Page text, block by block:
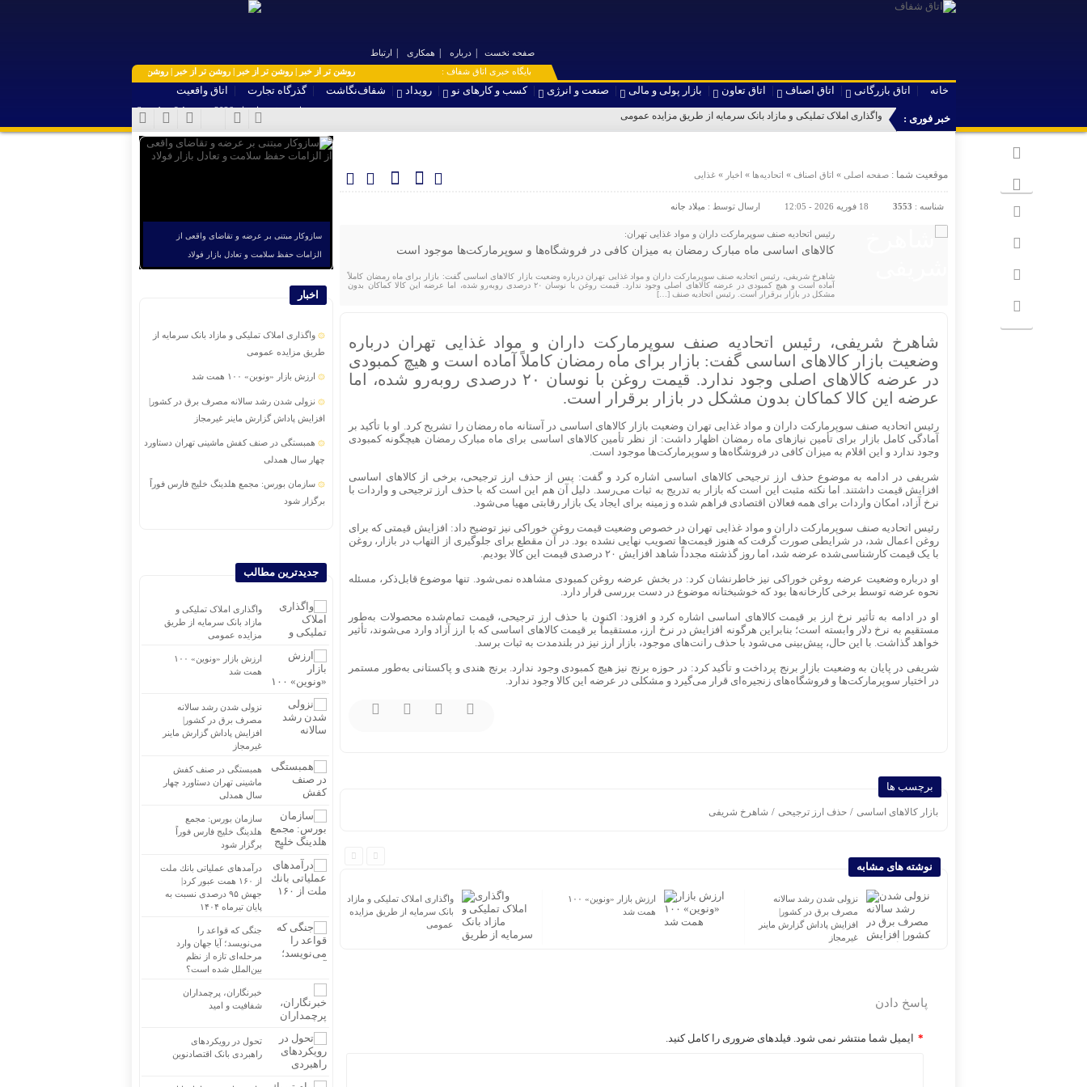
صفحه نخست درباره همکاری
ارتباط
۞ پایگاه خبری اتاق شفاف :
روشن تر از خبر | روشن تر از خبر | روشن تر از خبر | روشن تر از خبر | روشن تر از خبر | روشن تر از خبر |
خانه اتاق بازرگانی اتاق اصناف اتاق تعاون بازار پولی و مالی صنعت و انرژی کسب و کارهای نو رویداد شفاف‌نگاشت گذرگاه تجارت اتاق واقعیت
شنبه, ۱۷ مرداد , ۱۴۰۵ برابر با - Saturday, 8 August , 2026
خبر فوری : واگذاری املاک تملیکی و مازاد بانک سرمایه از طریق مزایده عمومی
موقعیت شما : صفحه اصلی » اتاق اصناف » اتحادیه‌ها » اخبار » غذایی
شناسه : 3553 18 فوریه 2026 - 12:05 ارسال توسط : میلاد جانه
رئیس اتحادیه صنف سوپرمارکت‌ داران و مواد غذایی تهران:
کالا‌های اساسی ماه مبارک رمضان به میزان کافی در فروشگاه‌ها و سوپرمارکت‌ها موجود است
شاهرخ شریفی، رئیس اتحادیه صنف سوپرمارکت‌ داران و مواد غذایی تهران درباره وضعیت بازار کالا‌های اساسی گفت: بازار برای ماه رمضان کاملاً
آماده است و هیچ کمبودی در عرضه کالا‌های اصلی وجود ندارد. قیمت روغن با نوسان ۲۰ درصدی روبه‌رو شده، اما عرضه این کالا کماکان بدون
مشکل در بازار برقرار است. رئیس اتحادیه صنف […]
شاهرخ شریفی، رئیس اتحادیه صنف سوپرمارکت‌ داران و مواد غذایی تهران درباره
وضعیت بازار کالا‌های اساسی گفت: بازار برای ماه رمضان کاملاً آماده است و هیچ کمبودی
در عرضه کالا‌های اصلی وجود ندارد. قیمت روغن با نوسان ۲۰ درصدی روبه‌رو شده، اما
عرضه این کالا کماکان بدون مشکل در بازار برقرار است.
رئیس اتحادیه صنف سوپرمارکت‌ داران و مواد غذایی تهران وضعیت بازار کالا‌های اساسی در آستانه ماه رمضان را تشریح کرد. او با تأکید بر
آمادگی کامل بازار برای تأمین نیاز‌های ماه رمضان اظهار داشت: از نظر تأمین کالا‌های اساسی برای ماه مبارک رمضان هیچگونه کمبودی
وجود ندارد و این اقلام به میزان کافی در فروشگاه‌ها و سوپرمارکت‌ها موجود است.
شریفی در ادامه به موضوع حذف ارز ترجیحی کالا‌های اساسی اشاره کرد و گفت: پس از حذف ارز ترجیحی، برخی از کالا‌های اساسی
افزایش قیمت داشتند. اما نکته مثبت این است که بازار به تدریج به ثبات می‌رسد. دلیل آن هم این است که با حذف ارز ترجیحی و واردات با
نرخ آزاد، امکان واردات برای همه فعالان اقتصادی فراهم شده و زمینه برای ایجاد یک بازار رقابتی مهیا می‌شود.
رئیس اتحادیه صنف سوپرمارکت‌ داران و مواد غذایی تهران در خصوص وضعیت قیمت روغن خوراکی نیز توضیح داد: افزایش قیمتی که برای
روغن اعمال شد، در شرایطی صورت گرفت که هنوز قیمت‌ها تصویب نهایی نشده بود. در آن مقطع برای جلوگیری از التهاب در بازار، روغن
با یک قیمت کارشناسی‌شده عرضه شد، اما روز گذشته مجدداً شاهد افزایش ۲۰ درصدی قیمت این کالا بودیم.
او درباره وضعیت عرضه روغن خوراکی نیز خاطرنشان کرد: در بخش عرضه روغن کمبودی مشاهده نمی‌شود. تنها موضوع قابل‌ذکر، مسئله
نحوه عرضه توسط برخی کارخانه‌ها بود که خوشبختانه موضوع در دست بررسی قرار دارد.
او در ادامه به تأثیر نرخ ارز بر قیمت کالا‌های اساسی اشاره کرد و افزود: اکنون با حذف ارز ترجیحی، قیمت تمام‌شده محصولات به‌طور
مستقیم به نرخ دلار وابسته است؛ بنابراین هرگونه افزایش در نرخ ارز، مستقیماً بر قیمت کالا‌های اساسی که با ارز آزاد وارد می‌شوند، تأثیر
خواهد گذاشت. با این حال، پیش‌بینی می‌شود با حذف رانت‌های موجود، بازار ارز نیز در بلندمدت به ثبات برسد.
شریفی در پایان به وضعیت بازار برنج پرداخت و تأکید کرد: در حوزه برنج نیز هیچ کمبودی وجود ندارد. برنج هندی و پاکستانی به‌طور مستمر
در اختیار سوپرمارکت‌ها و فروشگاه‌های زنجیره‌ای قرار می‌گیرد و مشکلی در عرضه این کالا وجود ندارد.
برچسب ها
بازار کالا‌های اساسی / حذف ارز ترجیحی / شاهرخ شریفی
نوشته های مشابه
واگذاری املاک تملیکی و مازاد
بانک سرمایه از طریق مزایده
عمومی
ارزش بازار «ونوین» ۱۰۰
همت شد
نزولی شدن رشد سالانه
مصرف برق در کشور|
افزایش پاداش گزارش ماینر
غیرمجاز
پاسخ دادن
ایمیل شما منتشر نمی شود. فیلدهای ضروری را کامل کنید. *
سازوکار مبتنی بر عرضه و تقاضای واقعی از
الزامات حفظ سلامت و تعادل بازار فولاد
اخبار
واگذاری املاک تملیکی و مازاد بانک سرمایه از
طریق مزایده عمومی
ارزش بازار «ونوین» ۱۰۰ همت شد
نزولی شدن رشد سالانه مصرف برق در کشور|
افزایش پاداش گزارش ماینر غیرمجاز
همبستگی در صنف کفش ماشینی تهران دستاورد
چهار سال همدلی
سازمان بورس: مجمع هلدینگ خلیج فارس فوراً
برگزار شود
جنگی که قواعد را می‌نویسد؛ آیا جهان وارد
مرحله‌ای تازه از نظم بین‌الملل شده است؟
خبرنگاران، پرچمداران شفافیت و امید
تحول در رویکردهای راهبردی بانک اقتصادنوین
جدیدترین مطالب
واگذاری املاک تملیکی و
مازاد بانک سرمایه از طریق
مزایده عمومی
ارزش بازار «ونوین» ۱۰۰
همت شد
نزولی شدن رشد سالانه
مصرف برق در کشور|
افزایش پاداش گزارش ماینر
غیرمجاز
همبستگی در صنف کفش
ماشینی تهران دستاورد چهار
سال همدلی
سازمان بورس: مجمع
هلدینگ خلیج فارس فوراً
برگزار شود
درآمدهای عملیاتی بانك ملت
از ۱۶۰ همت عبور كرد|
جهش ۹۵ درصدی نسبت به
پایان تیرماه ۱۴۰۴
جنگی که قواعد را
می‌نویسد؛ آیا جهان وارد
مرحله‌ای تازه از نظم
بین‌الملل شده است؟
خبرنگاران، پرچمداران
شفافیت و امید
تحول در رویکردهای
راهبردی بانک اقتصادنوین